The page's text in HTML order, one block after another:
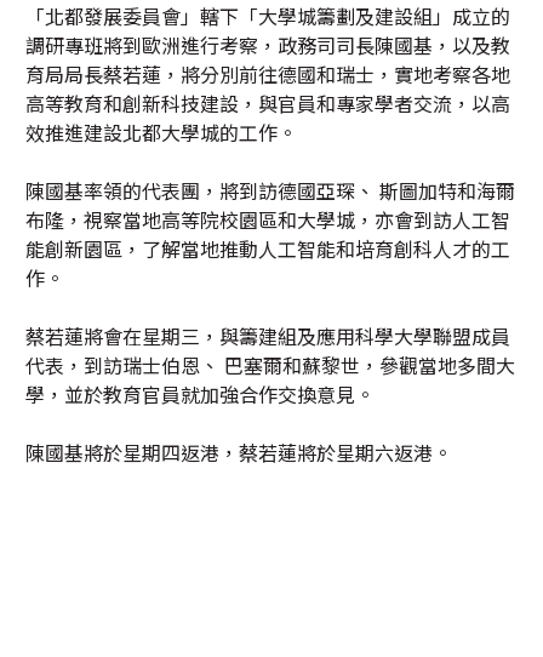
「北都發展委員會」轄下「大學城籌劃及建設組」成立的
調研專班將到歐洲進行考察，政務司司長陳國基，以及教
育局局長蔡若蓮，將分別前往德國和瑞士，實地考察各地
高等教育和創新科技建設，與官員和專家學者交流，以高
效推進建設北都大學城的工作。
陳國基率領的代表團，將到訪德國亞琛、 斯圖加特和海爾
布隆，視察當地高等院校園區和大學城，亦會到訪人工智
能創新園區，了解當地推動人工智能和培育創科人才的工
作。
蔡若蓮將會在星期三，與籌建組及應用科學大學聯盟成員
代表，到訪瑞士伯恩、 巴塞爾和蘇黎世，參觀當地多間大
學，並於教育官員就加強合作交換意見。
陳國基將於星期四返港，蔡若蓮將於星期六返港。